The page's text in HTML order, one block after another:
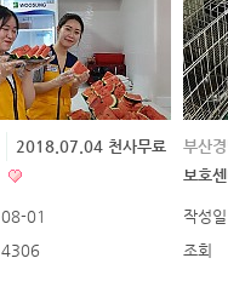
후원참여
패밀리사이트
2018.07.04 천사무료
08-01
4306
부산
보호
작성일
조회